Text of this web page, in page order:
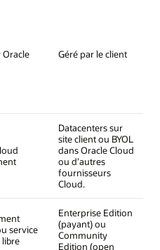
Oracle Géré par le client
Datacenters sur
site client ou BYOL
dans Oracle Cloud
ou d’autres
fournisseurs
Cloud.
service
Enterprise Edition
(payant) ou
Community
Edition (open